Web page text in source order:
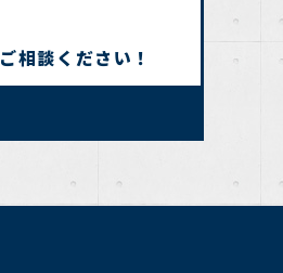
相談ください！